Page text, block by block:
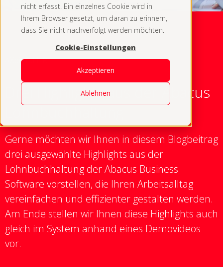
nicht erfasst. Ein einzelnes Cookie wird in
Ihrem Browser gesetzt, um daran zu erinnern,
dass Sie nicht nachverfolgt werden möchten.
Cookie-Einstellungen
Akzeptieren
Ablehnen
AXdigital HR
Drei Highlights aus der Abacus
Lohn­buch­haltung
Gerne möchten wir Ihnen in diesem Blogbeitrag
drei ausgewählte Highlights aus der
Lohnbuchhaltung der Abacus Business
Software vorstellen, die Ihren Arbeitsalltag
vereinfachen und effizienter gestalten werden.
Am Ende stellen wir Ihnen diese Highlights auch
gleich im System anhand eines Demovideos
vor.